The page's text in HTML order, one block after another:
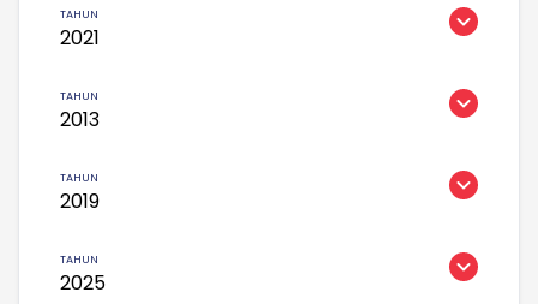
2021
2013
2019
2025